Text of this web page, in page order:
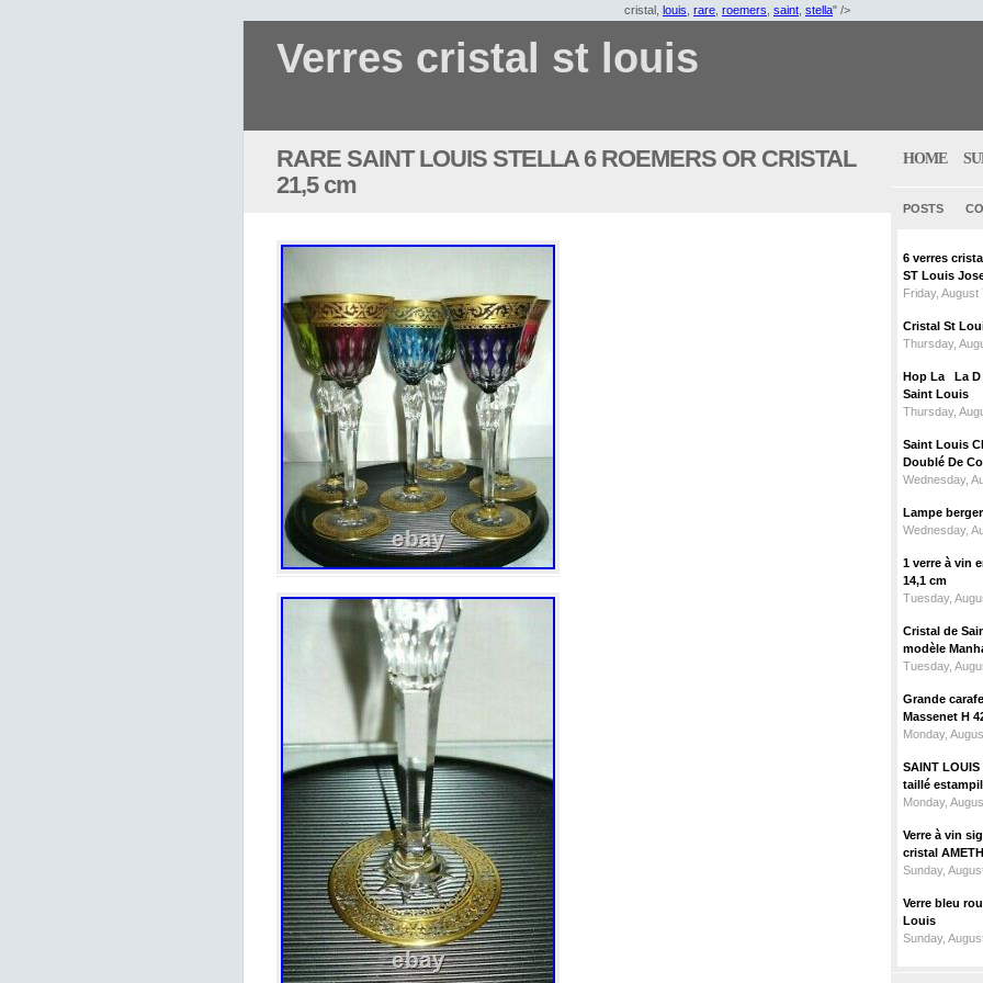
cristal, louis rare roemers saint stella" />
Verres cristal st louis
RARE SAINT LOUIS STELLA 6 ROEMERS OR CRISTAL
21,5 cm
HOME
POSTS
6 verres
ST Louis
Friday,
Cristal St
Thursday,
Hop La La D
Saint Louis
Thursday,
Saint Louis
Doublé De
Wednesday,
Lampe
Wednesday,
1 verre à vin
14,1 cm
Tuesday,
Cristal de
modèle
Tuesday,
Grande
Massenet H
Monday,
SAINT
taillé
Monday,
Verre à vin
cristal
Sunday,
Verre bleu
Louis
Sunday,